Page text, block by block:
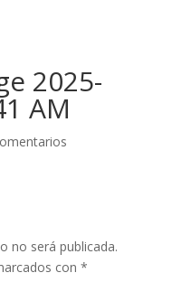
2025-
AM
no será publicada.
con *